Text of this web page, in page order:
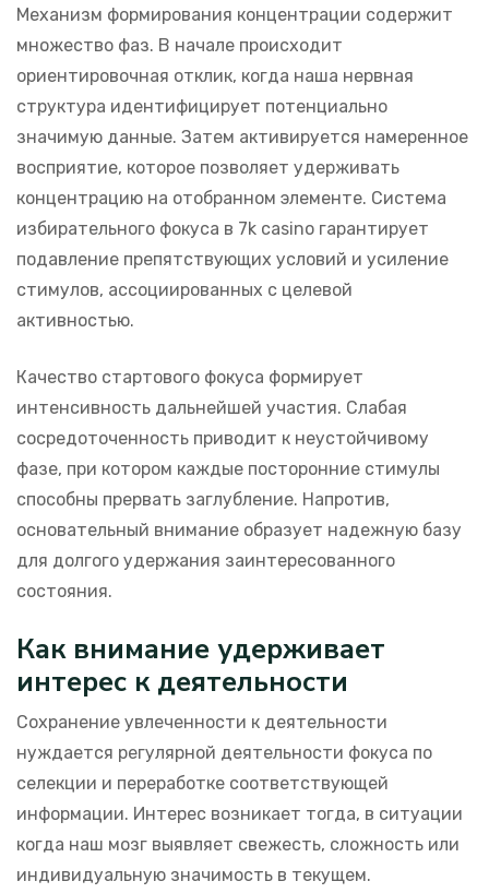
Механизм формирования концентрации содержит
множество фаз. В начале происходит
ориентировочная отклик, когда наша нервная
структура идентифицирует потенциально
значимую данные. Затем активируется намеренное
восприятие, которое позволяет удерживать
концентрацию на отобранном элементе. Система
избирательного фокуса в 7k casino гарантирует
подавление препятствующих условий и усиление
стимулов, ассоциированных с целевой
активностью.
Качество стартового фокуса формирует
интенсивность дальнейшей участия. Слабая
сосредоточенность приводит к неустойчивому
фазе, при котором каждые посторонние стимулы
способны прервать заглубление. Напротив,
основательный внимание образует надежную базу
для долгого удержания заинтересованного
состояния.
Как внимание удерживает
интерес к деятельности
Сохранение увлеченности к деятельности
нуждается регулярной деятельности фокуса по
селекции и переработке соответствующей
информации. Интерес возникает тогда, в ситуации
когда наш мозг выявляет свежесть, сложность или
индивидуальную значимость в текущем.